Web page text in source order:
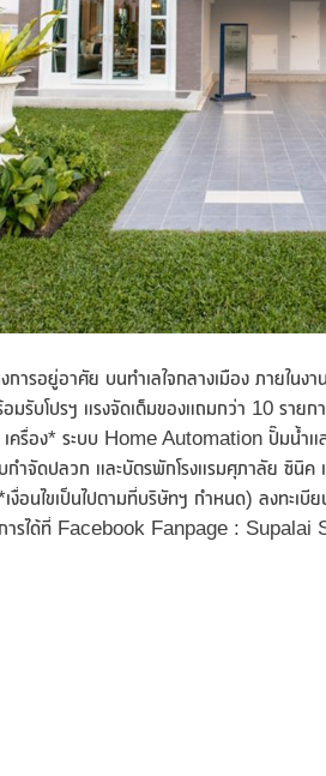
ารอยู่อาศัย บนทำเลใจกลางเมือง ภายในงาน
มรับโปรฯ แรงจัดเต็มของแถมกว่า 10 ราย
ครื่อง* ระบบ Home Automation ปั๊มน้ำแ
ำจัดปลวก และบัตรพักโรงแรมศุภาลัย ซินิ
อนไขเป็นไปตามที่บริษัทฯ กำหนด) ลงทะเบีย
การได้ที่ Facebook Fanpage : Supalai